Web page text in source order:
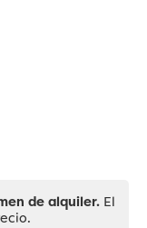
de alquiler. El